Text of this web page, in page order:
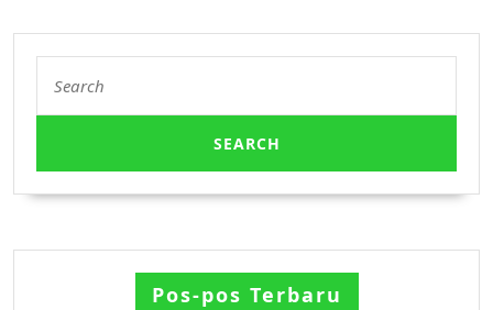
for:
Pos-pos Terbaru